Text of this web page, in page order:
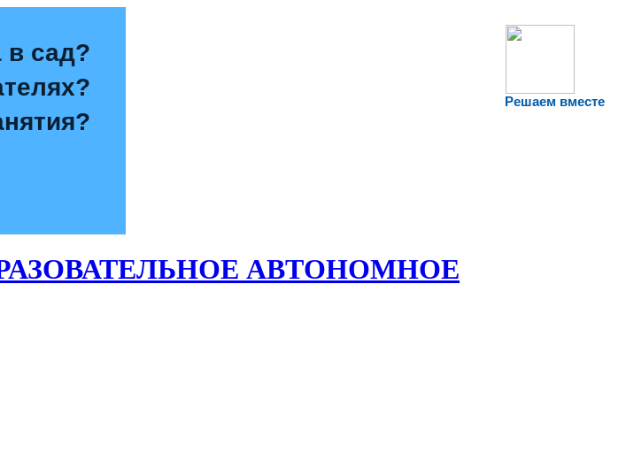
Решаем вместе
в сад?
АВТОНОМНОЕ